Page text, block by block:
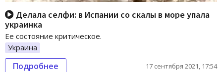
Делала селфи: в Испании со скалы в море упала
украинка
Ее состояние критическое.
Украина
Подробнее 17 сентября 2021, 17:54